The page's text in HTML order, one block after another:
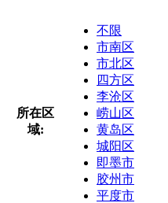
所在区
域:
不限
市南区
市北区
四方区
李沧区
崂山区
黄岛区
城阳区
即墨市
胶州市
平度市